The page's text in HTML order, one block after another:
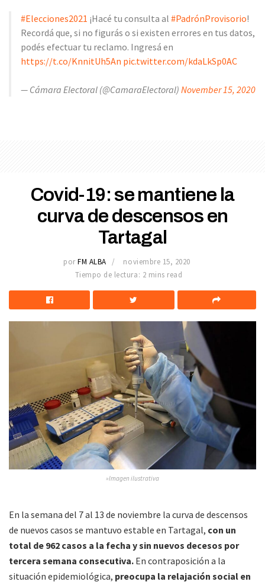
#Elecciones2021 ¡Hacé tu consulta al #PadrónProvisorio!
Recordá que, si no figurás o si existen errores en tus datos,
podés efectuar tu reclamo. Ingresá en
https://t.co/KnnitUh5An pic.twitter.com/kdaLkSp0AC
— Cámara Electoral (@CamaraElectoral) November 15, 2020
Covid-19: se mantiene la
curva de descensos en
Tartagal
por FM ALBA
noviembre 15, 2020
Tiempo de lectura: 2 mins read
»Imagen ilustrativa
En la semana del 7 al 13 de noviembre la curva de descensos
de nuevos casos se mantuvo estable en Tartagal, con un
total de 962 casos a la fecha y sin nuevos decesos por
tercera semana consecutiva. En contraposición a la
situación epidemiológica, preocupa la relajación social en